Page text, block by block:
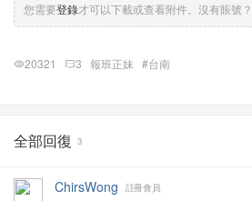
您需要登錄才可以下載或查看附件。沒有賬號？
20321 3 報班正妹 #台南
全部回復 3
ChirsWong 註冊會員